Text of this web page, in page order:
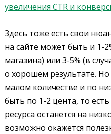
увеличения CTR и
Здесь тоже есть свои
на сайте может быть и 1-
магазина) или 3-5% (в
о хорошем результате.
малом количестве и по
быть по 1-2 цента, то
ресурса останется на
возможно окажется